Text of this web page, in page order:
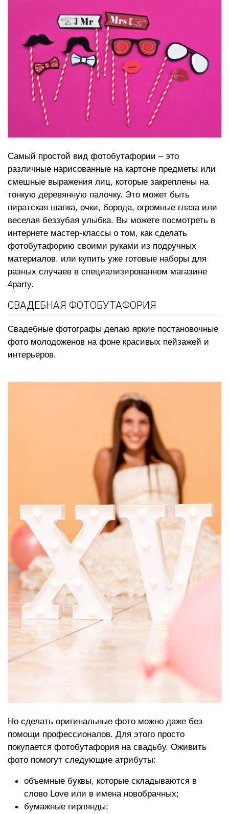
Самый простой вид фотобутафории – это
различные нарисованные на картоне предметы или
смешные выражения лиц, которые закреплены на
тонкую деревянную палочку. Это может быть
пиратская шапка, очки, борода, огромные глаза или
веселая беззубая улыбка. Вы можете посмотреть в
интернете мастер-классы о том, как сделать
фотобутафорию своими руками из подручных
материалов, или купить уже готовые наборы для
разных случаев в специализированном магазине
4party.
СВАДЕБНАЯ ФОТОБУТАФОРИЯ
Свадебные фотографы делаю яркие постановочные
фото молодоженов на фоне красивых пейзажей и
интерьеров.
Но сделать оригинальные фото можно даже без
помощи профессионалов. Для этого просто
покупается фотобутафория на свадьбу. Оживить
фото помогут следующие атрибуты:
объемные буквы, которые складываются в
слово Love или в имена новобрачных;
бумажные гирлянды;